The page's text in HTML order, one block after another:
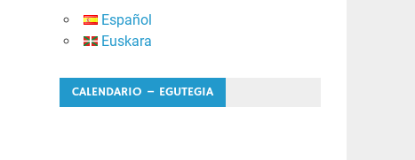
Español
Euskara
CALENDARIO – EGUTEGIA